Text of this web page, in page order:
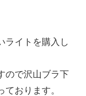
ライトを購入し
ので沢山ブラ下
おります。